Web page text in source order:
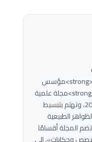
<strong>هاني سلام</strong><strong>مؤسس
ورئيس تحرير المجلة العلمية أهرام</strong>مجلة علمية
عربية مستقلة تعمل منذ عام 2008، وتهتم بتبسيط
الطبيعية
المجلة أقسامًا
وحكايات»، إلى